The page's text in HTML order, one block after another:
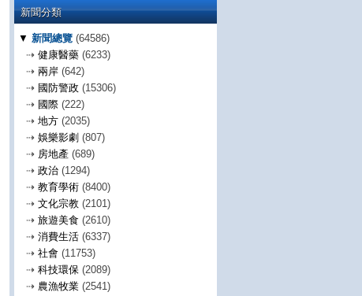
新聞分類
▼ 新聞總覽 (64586)
⇢ 健康醫藥 (6233)
⇢ 兩岸 (642)
⇢ 國防警政 (15306)
⇢ 國際 (222)
⇢ 地方 (2035)
⇢ 娛樂影劇 (807)
⇢ 房地產 (689)
⇢ 政治 (1294)
⇢ 教育學術 (8400)
⇢ 文化宗教 (2101)
⇢ 旅遊美食 (2610)
⇢ 消費生活 (6337)
⇢ 社會 (11753)
⇢ 科技環保 (2089)
⇢ 農漁牧業 (2541)